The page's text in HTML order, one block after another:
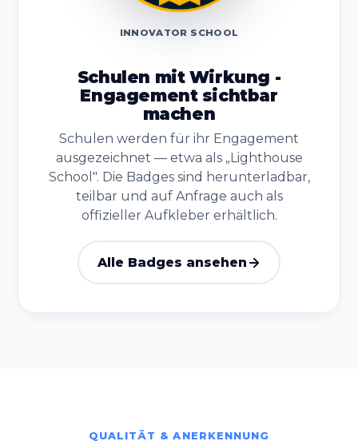
INNOVATOR SCHOOL
Schulen mit Wirkung -
Engagement sichtbar
machen
Schulen werden für ihr Engagement
ausgezeichnet — etwa als „Lighthouse
School". Die Badges sind herunterladbar,
teilbar und auf Anfrage auch als
offizieller Aufkleber erhältlich.
Alle Badges ansehen
QUALITÄT & ANERKENNUNG